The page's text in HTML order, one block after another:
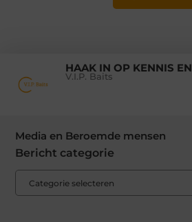
HAAK IN OP KENNIS EN
V.I.P. Baits
Media en Beroemde mensen
Bericht categorie